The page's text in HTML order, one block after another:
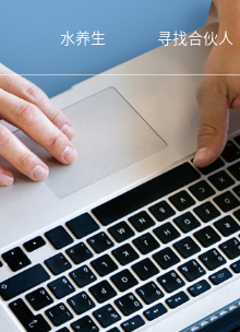
水养生 寻找合伙人